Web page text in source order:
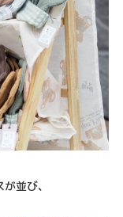
並び、